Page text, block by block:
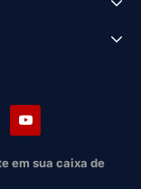
em sua caixa de